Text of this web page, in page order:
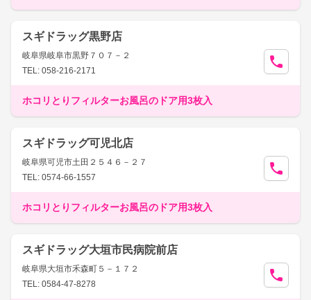
スギドラッグ黒野店
岐阜県岐阜市黒野７０７－２
TEL: 058-216-2171
ホコリとりフィルターお風呂のドア用3枚入
スギドラッグ可児北店
岐阜県可児市土田２５４６－２７
TEL: 0574-66-1557
ホコリとりフィルターお風呂のドア用3枚入
スギドラッグ大垣市民病院前店
岐阜県大垣市禾森町５－１７２
TEL: 0584-47-8278